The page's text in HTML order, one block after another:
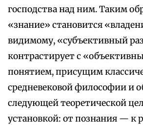
господства над ним. Таким
«знание» становится
видимому, «субъективный
контрастирует с
понятием, присущим
средневековой философии и
следующей теоретической
установкой: от познания — к